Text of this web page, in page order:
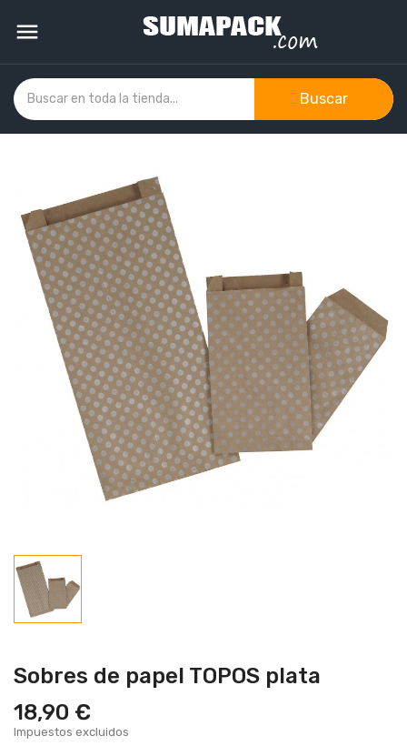

Buscar
Sobres de papel TOPOS plata
18,90 €
Impuestos excluidos